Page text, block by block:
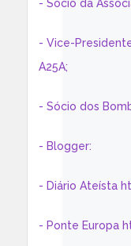
- Sócio da
- Vice-
A25A;
- Sócio dos
- Blogger:
- Diário Ateísta
- Ponte Europa